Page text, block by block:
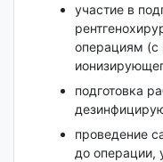
участие в
операциям (с
подготовка
проведение
до операции,